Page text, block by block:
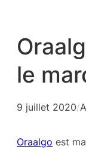
le
9 juillet 2020/
Oraalgo est